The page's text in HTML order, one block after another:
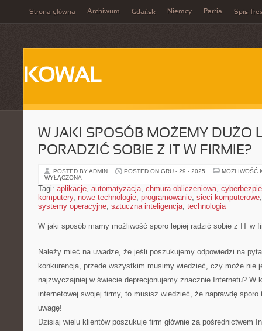
Strona główna Archiwum Gdańsk Niemcy Partia Spis
KOWAL
W JAKI SPOSÓB MOŻEMY DUŻO
PORADZIĆ SOBIE Z IT W FIRMIE?
POSTED BY ADMIN POSTED ON GRU - 29 - 2025
MOŻLIWOŚĆ
WYŁĄCZONA
Tagi: aplikacje, automatyzacja, chmura obliczeniowa,
komputery, nowe technologie, programowanie, sieci komputerowe
systemy operacyjne, sztuczna inteligencja, technologia
W jaki sposób mamy możliwość sporo lepiej radzić sobie z IT w
Należy mieć na uwadze, że jeśli poszukujemy odpowiedzi na
konkurencja, przede wszystkim musimy wiedzieć, czy może nie
najzwyczajniej w świecie deprecjonujemy znacznie Internetu? W
internetowej swojej firmy, to musisz wiedzieć, że naprawdę
uwagę!
Dzisiaj wielu klientów poszukuje firm głównie za pośrednictwem